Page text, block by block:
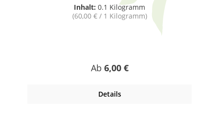
Inhalt: 0.1 Kilogramm
(60,00 € / 1 Kilogramm)
Regulärer Preis:
Ab 6,00 €
Details